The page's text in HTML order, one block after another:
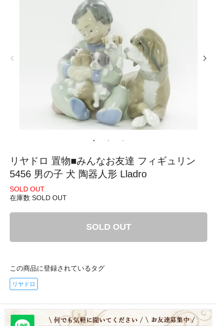
リヤドロ 置物■みんなお友達 フィギュリン
5456 男の子 犬 陶器人形 Lladro
SOLD OUT
在庫数 SOLD OUT
SOLD OUT
この商品に登録されているタグ
リヤドロ